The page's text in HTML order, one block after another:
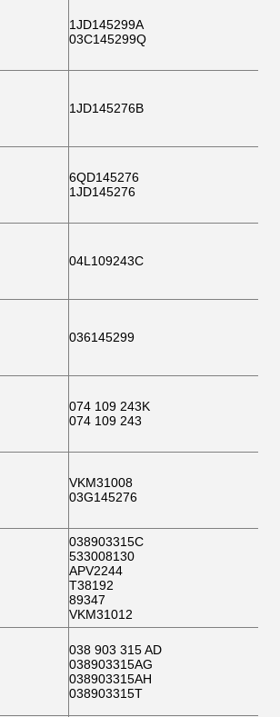
1JD145299A
03C145299Q
1JD145276B
6QD145276
1JD145276
04L109243C
036145299
074 109 243K
074 109 243
VKM31008
03G145276
038903315C
533008130
APV2244
T38192
89347
VKM31012
038 903 315 AD
038903315AG
038903315AH
038903315T